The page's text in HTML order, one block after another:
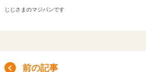
じじさまのマジパンです
前の記事